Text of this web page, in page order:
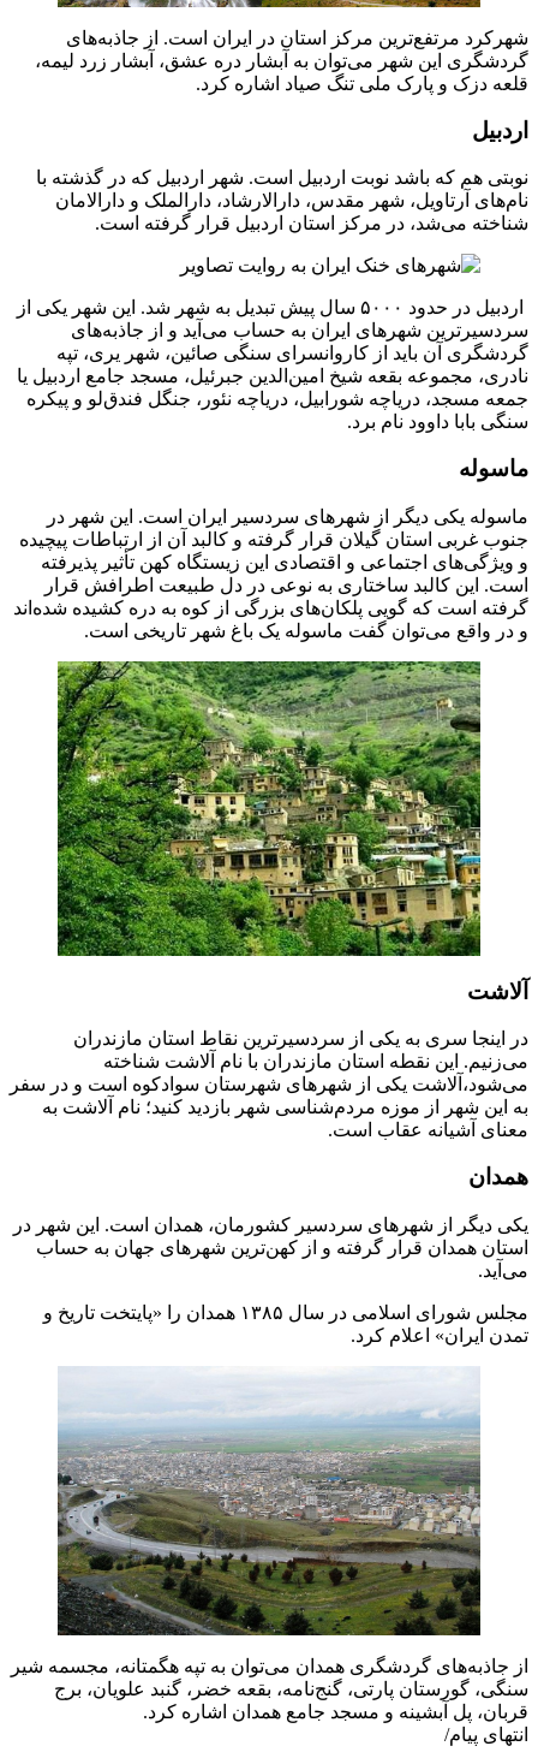
شهرکرد مرتفع‌ترین مرکز استان در ایران است. از جاذبه‌های
گردشگری این شهر می‌توان به آبشار دره عشق، آبشار زرد لیمه،
قلعه دزک و پارک ملی تنگ صیاد اشاره کرد.
اردبیل
نوبتی هم که باشد نوبت اردبیل است. شهر اردبیل که در گذشته با
نام‌های آرتاویل، شهر مقدس، دارالارشاد، دارالملک و دارالامان
شناخته می‌شد، در مرکز استان اردبیل قرار گرفته است.
اردبیل در حدود ۵۰۰۰ سال پیش تبدیل به شهر شد. این شهر یکی از
سردسیرترین شهر‌های ایران به حساب می‌آید و از جاذبه‌های
گردشگری آن باید از کاروانسرای سنگی صائین، شهر یری، تپه
نادری، مجموعه بقعه شیخ امین‌الدین جبرئیل، مسجد جامع اردبیل یا
جمعه مسجد، دریاچه شورابیل، دریاچه نئور، جنگل فندق‌لو و پیکره
سنگی بابا داوود نام برد.
ماسوله
ماسوله یکی دیگر از شهر‌های سردسیر ایران است. این شهر در
جنوب غربی استان گیلان قرار گرفته و کالبد آن از ارتباطات پیچیده
و ویژگی‌های اجتماعی و اقتصادی این زیستگاه کهن تأثیر پذیرفته
است. این کالبد ساختاری به نوعی در دل طبیعت اطرافش قرار
گرفته است که گویی پلکان‌های بزرگی از کوه به دره کشیده شده‌اند
و در واقع می‌توان گفت ماسوله یک باغ شهر تاریخی است.
آلاشت
در اینجا سری به یکی از سردسیرترین نقاط استان مازندران
می‌زنیم. این نقطه استان مازندران با نام آلاشت شناخته
می‌شود،آلاشت یکی از شهر‌های شهرستان سوادکوه است و در سفر
به این شهر از موزه مردم‌شناسی شهر بازدید کنید؛ نام آلاشت به
معنای آشیانه عقاب است.
همدان
یکی دیگر از شهر‌های سردسیر کشورمان، همدان است. این شهر در
استان همدان قرار گرفته و از کهن‌ترین شهر‌های جهان به حساب
می‌آید.
مجلس شورای اسلامی در سال ۱۳۸۵ همدان را «پایتخت تاریخ و
تمدن ایران» اعلام کرد.
از جاذبه‌های گردشگری همدان می‌توان به تپه هگمتانه، مجسمه شیر
سنگی، گورستان پارتی، گنج‌نامه، بقعه خضر، گنبد علویان، برج
قربان، پل آبشینه و مسجد جامع همدان اشاره کرد.
انتهای پیام/